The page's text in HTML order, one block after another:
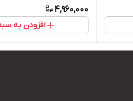
4,960,000
افزودن به